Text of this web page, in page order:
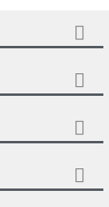



